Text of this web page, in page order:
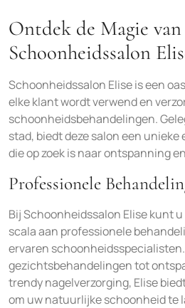
Ontdek de Magie van
Schoonheidssalon
Schoonheidssalon Elise is een
elke klant wordt verwend en
schoonheidsbehandelingen.
stad, biedt deze salon een
die op zoek is naar ontspanning
Professionele
Bij Schoonheidssalon Elise kunt
scala aan professionele
ervaren
gezichtsbehandelingen tot
trendy nagelverzorging, Elise
om uw natuurlijke schoonheid te